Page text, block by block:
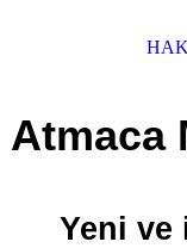
Atmaca
Yeni ve